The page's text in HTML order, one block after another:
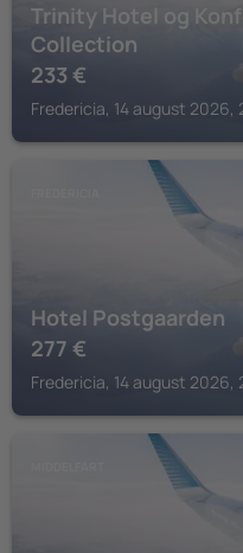
Trinity Hotel og
Collection
233 €
Fredericia, 14 august 2026,
Hotel Postgaarden
277 €
Fredericia, 14 august 2026,